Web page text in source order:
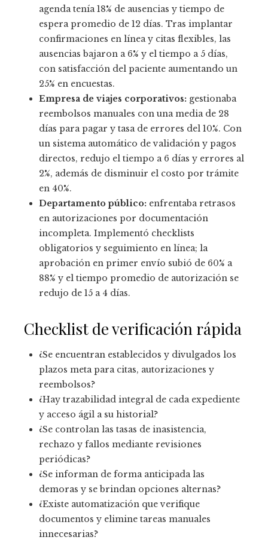
agenda tenía 18% de ausencias y tiempo de
espera promedio de 12 días. Tras implantar
confirmaciones en línea y citas flexibles, las
ausencias bajaron a 6% y el tiempo a 5 días,
con satisfacción del paciente aumentando un
25% en encuestas.
Empresa de viajes corporativos: gestionaba
reembolsos manuales con una media de 28
días para pagar y tasa de errores del 10%. Con
un sistema automático de validación y pagos
directos, redujo el tiempo a 6 días y errores al
2%, además de disminuir el costo por trámite
en 40%.
Departamento público: enfrentaba retrasos
en autorizaciones por documentación
incompleta. Implementó checklists
obligatorios y seguimiento en línea; la
aprobación en primer envío subió de 60% a
88% y el tiempo promedio de autorización se
redujo de 15 a 4 días.
Checklist de verificación rápida
¿Se encuentran establecidos y divulgados los
plazos meta para citas, autorizaciones y
reembolsos?
¿Hay trazabilidad integral de cada expediente
y acceso ágil a su historial?
¿Se controlan las tasas de inasistencia,
rechazo y fallos mediante revisiones
periódicas?
¿Se informan de forma anticipada las
demoras y se brindan opciones alternas?
¿Existe automatización que verifique
documentos y elimine tareas manuales
innecesarias?